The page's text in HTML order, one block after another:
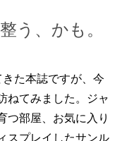
う、かも。
た本誌ですが、今
ねてみました。ジャ
つ部屋、お気に入り
スプレイしたサンル